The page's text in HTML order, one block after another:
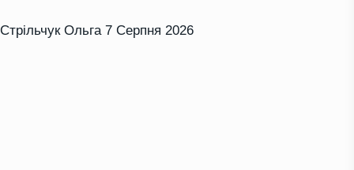
Стрільчук Ольга 7 Серпня 2026